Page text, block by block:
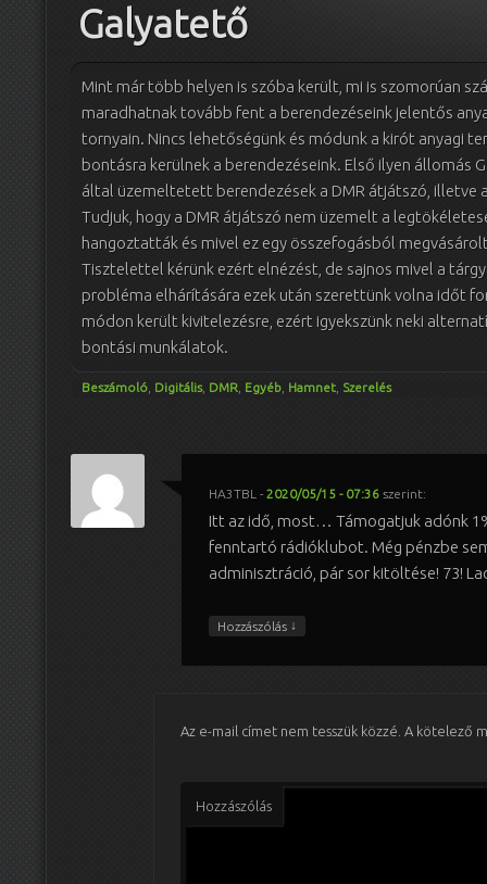
Galyatető
Mint már több helyen is szóba került, mi is szomorúan
maradhatnak tovább fent a berendezéseink jelentős
tornyain. Nincs lehetőségünk és módunk a kirót anyagi
bontásra kerülnek a berendezéseink. Első ilyen állomás
által üzemeltetett berendezések a DMR átjátszó, illetve
Tudjuk, hogy a DMR átjátszó nem üzemelt a
hangoztatták és mivel ez egy összefogásból
Tisztelettel kérünk ezért elnézést, de sajnos mivel a
probléma elhárítására ezek után szerettünk volna időt
módon került kivitelezésre, ezért igyekszünk neki
bontási munkálatok.
Beszámoló Digitális, DMR Egyéb Hamnet Szerelés
HA3TBL - 2020/05/15 - 07:36 szerint:
Itt az idő, most… Támogatjuk adónk
fenntartó rádióklubot. Még pénzbe
adminisztráció, pár sor kitöltése! 73!
Hozzászólás ↓
Az e-mail címet nem tesszük közzé. A kötelező
Hozzászólás